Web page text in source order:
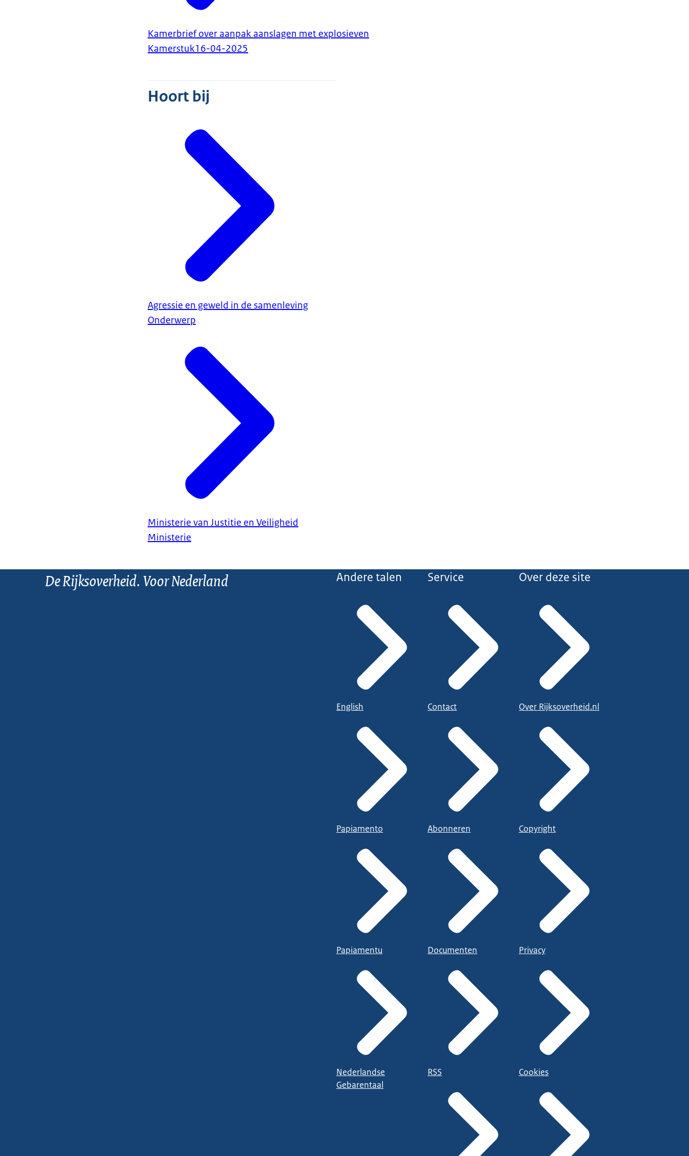
Kamerbrief over aanpak aanslagen met explosieven
Kamerstuk16-04-2025
Hoort bij
Agressie en geweld in de samenleving
Onderwerp
Ministerie van Justitie en Veiligheid
Ministerie
De Rijksoverheid. Voor Nederland Andere talen
English
Papiamento
Papiamentu
Nederlandse
Gebarentaal
Service
Contact
Abonneren
Documenten
RSS
Over deze site
Over Rijksoverheid.nl
Copyright
Privacy
Cookies